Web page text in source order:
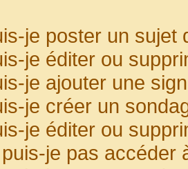
je poster un sujet
je éditer ou
je ajouter une
je créer un
je éditer ou
je pas accéder